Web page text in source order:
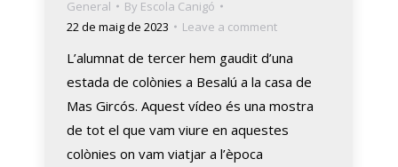
General By Escola Canigó
22 de maig de 2023
Leave a comment
L’alumnat de tercer hem gaudit d’una
estada de colònies a Besalú a la casa de
Mas Gircós. Aquest vídeo és una mostra
de tot el que vam viure en aquestes
colònies on vam viatjar a l’època